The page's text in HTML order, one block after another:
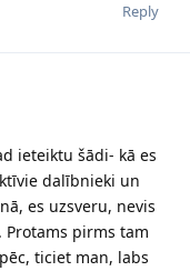
Reply
ieteiktu šādi- kā es
dalībnieki un
es uzsveru, nevis
Protams pirms tam
ticiet man, labs